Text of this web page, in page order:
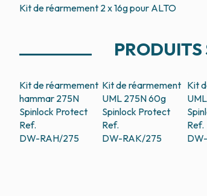
Kit de réarmement 2 x 16g pour ALTO
PRODUITS
Kit de réarmement
hammar 275N
Spinlock Protect
Ref.
DW-RAH/275
Kit de réarmement
UML 275N 60g
Spinlock Protect
Ref.
DW-RAK/275
Kit
Ref.